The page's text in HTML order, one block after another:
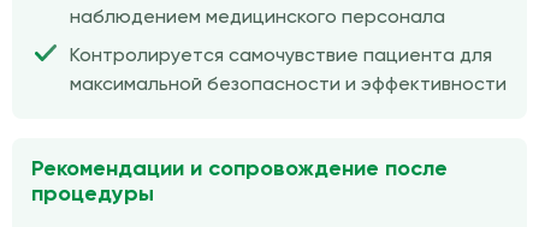
наблюдением медицинского персонала
Контролируется самочувствие пациента для
максимальной безопасности и эффективности
Рекомендации и сопровождение после
процедуры